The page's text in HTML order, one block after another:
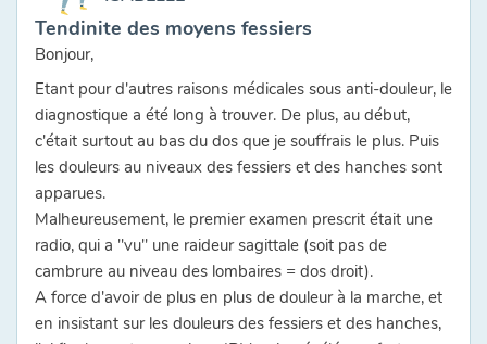
Tendinite des moyens fessiers
Bonjour,
Etant pour d'autres raisons médicales sous anti-douleur, le
diagnostique a été long à trouver. De plus, au début,
c'était surtout au bas du dos que je souffrais le plus. Puis
les douleurs au niveaux des fessiers et des hanches sont
apparues.
Malheureusement, le premier examen prescrit était une
radio, qui a "vu" une raideur sagittale (soit pas de
cambrure au niveau des lombaires = dos droit).
A force d'avoir de plus en plus de douleur à la marche, et
en insistant sur les douleurs des fessiers et des hanches,